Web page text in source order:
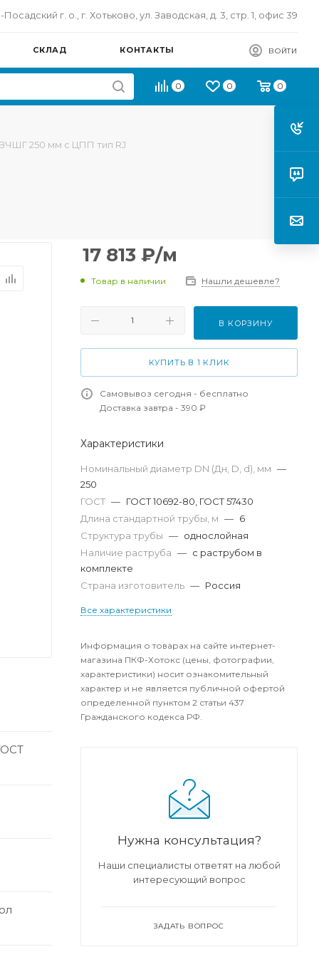
г. о., г. Хотьково, ул. Заводская, д. 3, стр. 1, офис 39
СКЛАД КОНТАКТЫ ВОЙТИ
0 0 0
ВЧШГ 250 мм с ЦПП тип RJ
17 813 ₽/м
Товар в наличии Нашли дешевле?
В КОРЗИНУ
КУПИТЬ В 1 КЛИК
Самовывоз сегодня - бесплатно
Доставка завтра - 390 ₽
Характеристики
Номинальный диаметр DN (Дн, D, d), мм —
250
ГОСТ — ГОСТ 10692-80, ГОСТ 57430
Длина стандартной трубы, м — 6
Структура трубы — однослойная
Наличие раструба — с раструбом в
комплекте
Страна изготовитель — Россия
Все характеристики
Информация о товарах на сайте интернет-
магазина ПКФ-Хотокс (цены, фотографии,
характеристики) носит ознакомительный
характер и не является публичной офертой
определенной пунктом 2 статьи 437
Гражданского кодекса РФ.
Нужна консультация?
Наши специалисты ответят на любой
интересующий вопрос
ЗАДАТЬ ВОПРОС